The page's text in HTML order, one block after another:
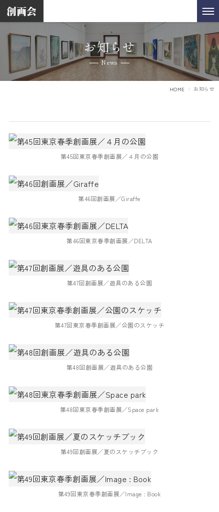
お知らせ
News
HOME お知らせ
第45回東京春季創画展／４月の公園
第46回創画展／Giraffe
第46回東京春季創画展／DELTA
第47回創画展／遊具のある公園
第47回東京春季創画展／公園のスケッチ
第48回創画展／遊具のある公園
第48回東京春季創画展／Space park
第49回創画展／夏のスケッチブック
第49回東京春季創画展／Image : Book